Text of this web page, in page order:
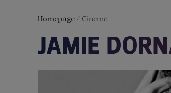
Homepage/ Cinema
JAMIE